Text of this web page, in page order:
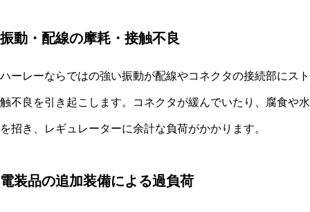
振動・配線の摩耗・接触不良
ハーレーならではの強い振動が配線やコネクタの接続部にス
触不良を引き起こします。コネクタが緩んでいたり、腐食や
を招き、レギュレーターに余計な負荷がかかります。
電装品の追加装備による過負荷